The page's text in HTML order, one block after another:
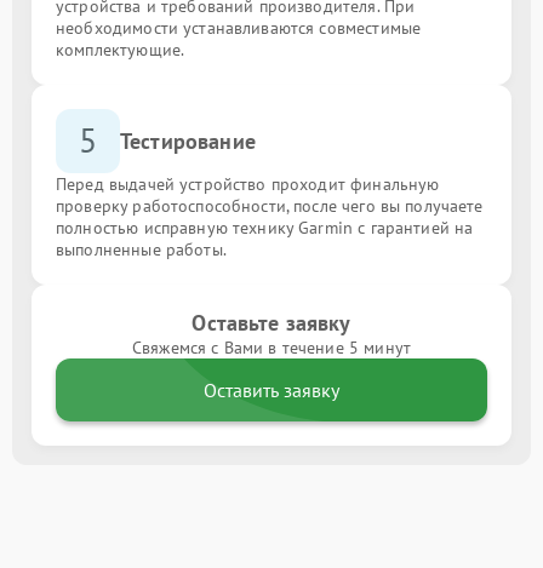
устройства и требований производителя. При
необходимости устанавливаются совместимые
комплектующие.
5 Тестирование
Перед выдачей устройство проходит финальную
проверку работоспособности, после чего вы получаете
полностью исправную технику Garmin с гарантией на
выполненные работы.
Оставьте заявку
Свяжемся с Вами в течение 5 минут
Оставить заявку